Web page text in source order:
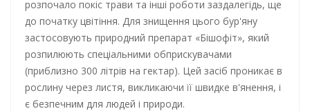
розпочало покіс трави та інші роботи заздалегідь, ще
до початку цвітіння. Для знищення цього бур'яну
застосовують природний препарат «Бішофіт», який
розпилюють спеціальними обприскувачами
(приблизно 300 літрів на гектар). Цей засіб проникає в
рослину через листя, викликаючи її швидке в'янення, і
є безпечним для людей і природи.